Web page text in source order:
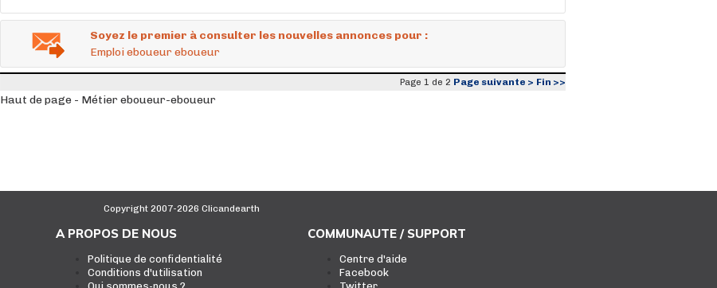
Soyez le premier à consulter les nouvelles annonces pour :
Emploi eboueur eboueur
Page 1 de 2 Page suivante > Fin >>
Haut de page - Métier eboueur-eboueur
Copyright 2007-2026 Clicandearth
A PROPOS DE NOUS
Politique de confidentialité
Conditions d'utilisation
COMMUNAUTE / SUPPORT
Centre d'aide
Facebook